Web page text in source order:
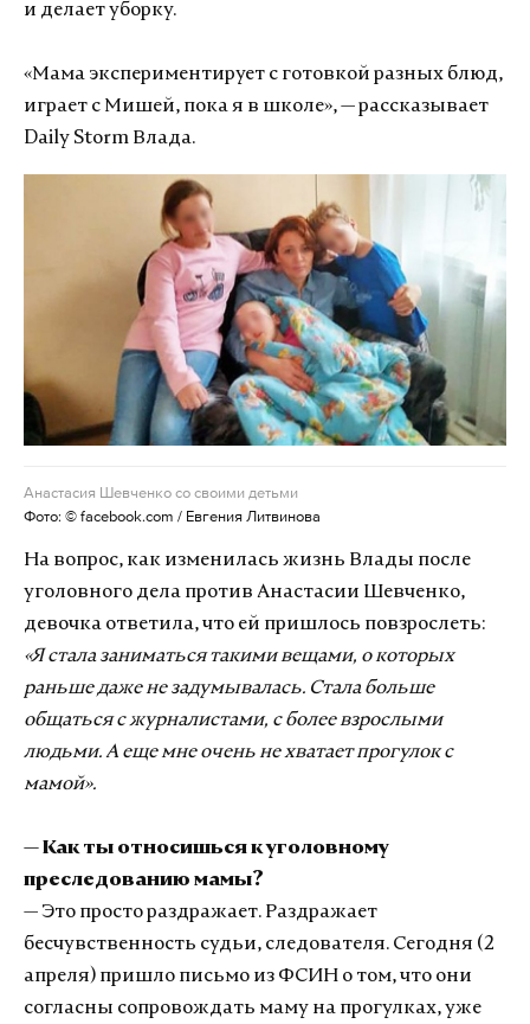
и делает уборку.
«Мама экспериментирует с готовкой разных блюд,
играет с Мишей, пока я в школе», — рассказывает
Daily Storm Влада.
Анастасия Шевченко со своими детьми
Фото: © facebook.com / Евгения Литвинова
На вопрос, как изменилась жизнь Влады после
уголовного дела против Анастасии Шевченко,
девочка ответила, что ей пришлось повзрослеть:
«Я стала заниматься такими вещами, о которых
раньше даже не задумывалась. Стала больше
общаться с журналистами, с более взрослыми
людьми. А еще мне очень не хватает прогулок с
мамой».
— Как ты относишься к уголовному
преследованию мамы?
— Это просто раздражает. Раздражает
бесчувственность судьи, следователя. Сегодня (2
апреля) пришло письмо из ФСИН о том, что они
согласны сопровождать маму на прогулках, уже